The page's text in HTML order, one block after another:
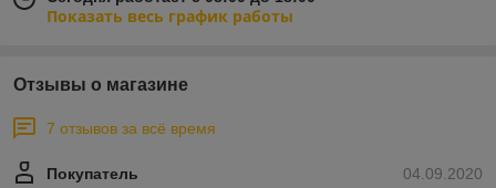
Показать весь график работы
Отзывы о магазине
7 отзывов за всё время
04.09.2020
Покупатель